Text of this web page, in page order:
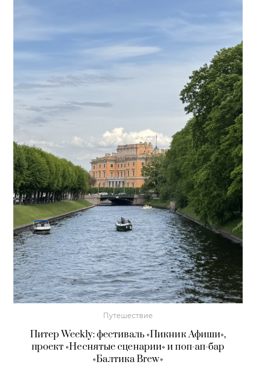
Путешествие
Питер Weekly: фестиваль «Пикник Афиши»,
проект «Неснятые сценарии» и поп-ап-бар
«Балтика Brew»